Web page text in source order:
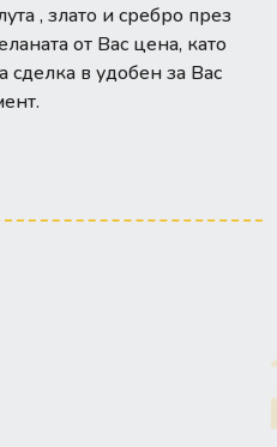
, злато и сребро през
от Вас цена, като
сделка в удобен за Вас